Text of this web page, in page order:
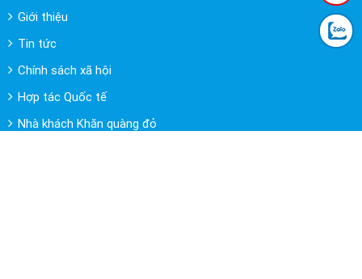
Giới thiệu
Tin tức
Chính sách xã hội
Hợp tác Quốc tế
Nhà khách Khăn quàng đỏ